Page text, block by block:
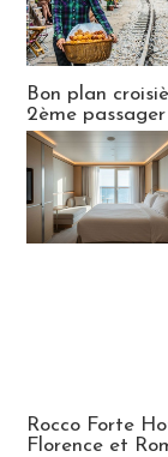
Bon plan
2ème
Rocco Forte
Florence et